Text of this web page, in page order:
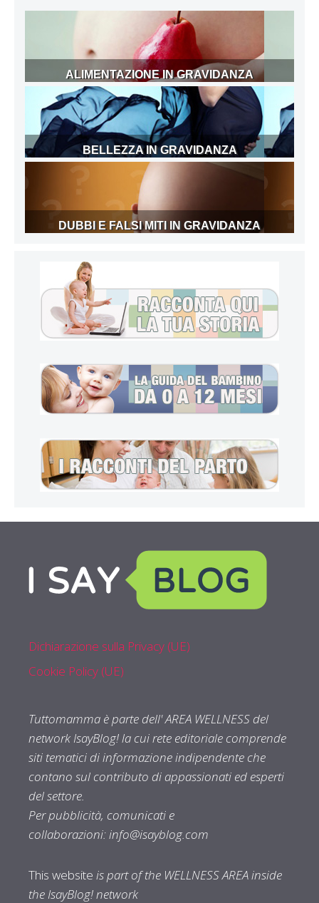
ALIMENTAZIONE IN GRAVIDANZA
BELLEZZA IN GRAVIDANZA
DUBBI E FALSI MITI IN GRAVIDANZA
Dichiarazione sulla Privacy (UE)
Cookie Policy (UE)
Tuttomamma è parte dell' AREA WELLNESS del
network IsayBlog! la cui rete editoriale comprende
siti tematici di informazione indipendente che
contano sul contributo di appassionati ed esperti
del settore.
Per pubblicità, comunicati e
collaborazioni:info@isayblog.com
This website is part of the WELLNESS AREA inside
the IsayBlog! network